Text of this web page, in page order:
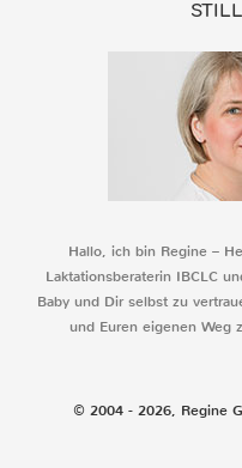
Hallo, ich bin Regine –
Laktationsberaterin IBCLC
Baby und Dir selbst zu
und Euren eigenen Weg
© 2004 - 2026, Regine